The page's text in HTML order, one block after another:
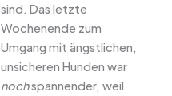
sind. Das letzte
Wochenende zum
Umgang mit ängstlichen,
unsicheren Hunden war
nochspannender, weil